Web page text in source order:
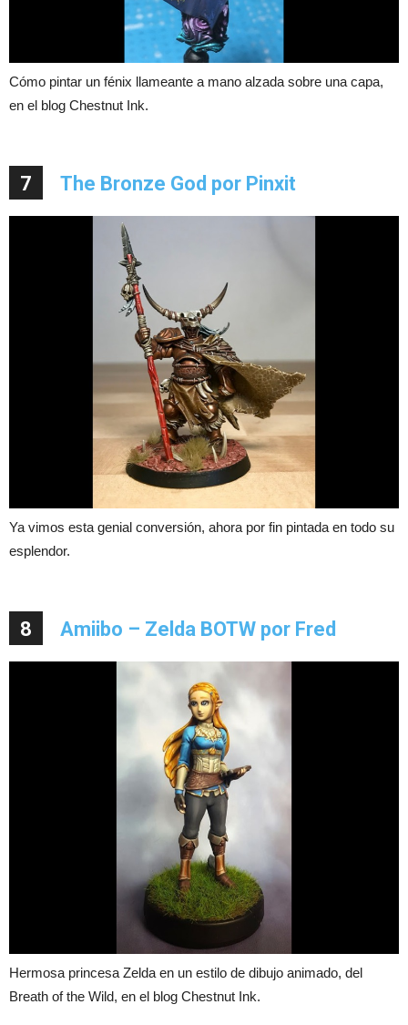
Cómo pintar un fénix llameante a mano alzada sobre una capa,
en el blog Chestnut Ink.
7 The Bronze God por Pinxit
Ya vimos esta genial conversión, ahora por fin pintada en todo su
esplendor.
8 Amiibo – Zelda BOTW por Fred
Hermosa princesa Zelda en un estilo de dibujo animado, del
Breath of the Wild, en el blog Chestnut Ink.